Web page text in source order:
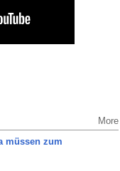
More
müssen zum